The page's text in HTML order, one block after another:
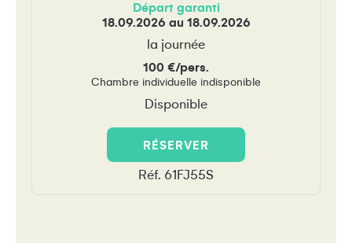
Départ garanti
18.09.2026 au 18.09.2026
la journée
100 €/pers.
Chambre individuelle indisponible
Disponible
RÉSERVER
Réf. 61FJ55S